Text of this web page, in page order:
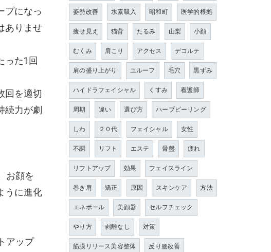
プになっ
ありませ
った1回
回を適切
続力が劇
お顔を
うに進化
アップ
姿勢改善 水素吸入 昭和町 医学的根拠
痩せ見え 猫背 たるみ 山梨 小顔
むくみ 肩こり アクセス デコルテ
肩の盛り上がり ユルーフ 毛穴 黒ずみ
ハイドラフェイシャル くすみ 看護師
周期 違い 選び方 ハーブピーリング
しわ ２０代 フェイシャル 女性
不調 リフト エステ 骨盤 疲れ
リフトアップ 効果 フェイスライン
巻き肩 矯正 原因 スキンケア 方法
エネボール 美顔器 セルフチェック
やり方 剥離なし 対策
筋膜リリース美容整体 反り腰改善